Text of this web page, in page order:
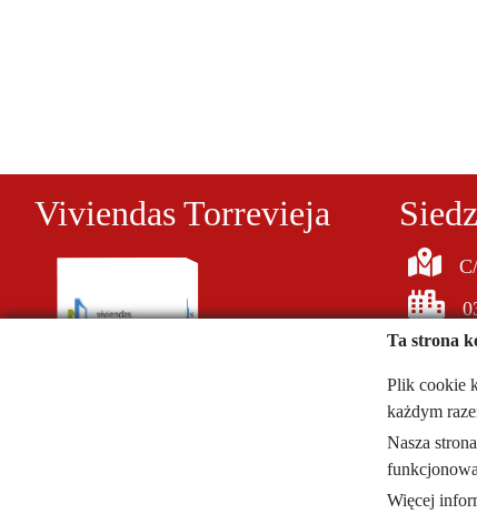
Viviendas Torrevieja
Ta strona
Plik cookie
każdym
Nasza
Więcej